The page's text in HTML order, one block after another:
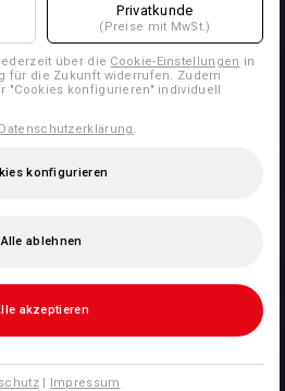
Privatkunde
(Preise mit MwSt.)
über die Cookie-Einstellungen in
für die Zukunft widerrufen. Zudem
"Cookies konfigurieren" individuell
Datenschutzerklärung
konfigurieren
Alle ablehnen
akzeptieren
| Impressum